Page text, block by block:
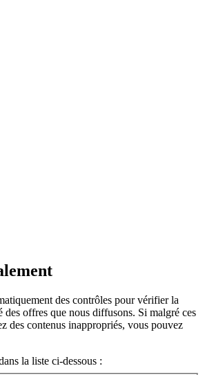
des contrôles pour vérifier la
des offres que nous diffusons. Si malgré ces
des contenus inappropriés, vous pouvez
la liste ci-dessous :